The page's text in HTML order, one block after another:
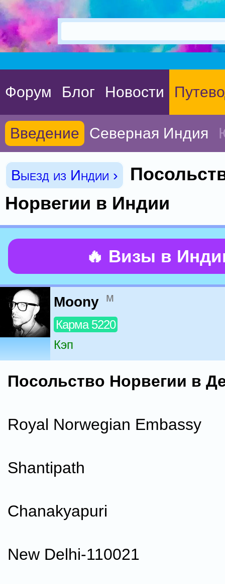
Форум Блог Новости
Введение Северная Индия
Выезд из Индии ›
Норвегии в Индии
🔥 Визы в
Moony м
Карма 5220
Кэп
Посольство Норвегии в
Royal Norwegian Embassy
Shantipath
Chanakyapuri
New Delhi-110021